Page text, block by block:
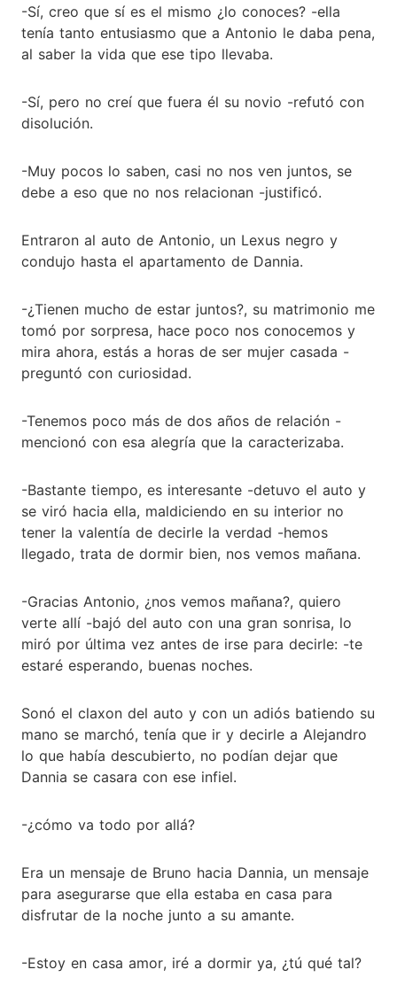
-Sí, creo que sí es el mismo ¿lo conoces? -ella
tenía tanto entusiasmo que a Antonio le daba pena,
al saber la vida que ese tipo llevaba.
-Sí, pero no creí que fuera él su novio -refutó con
disolución.
-Muy pocos lo saben, casi no nos ven juntos, se
debe a eso que no nos relacionan -justificó.
Entraron al auto de Antonio, un Lexus negro y
condujo hasta el apartamento de Dannia.
-¿Tienen mucho de estar juntos?, su matrimonio me
tomó por sorpresa, hace poco nos conocemos y
mira ahora, estás a horas de ser mujer casada -
preguntó con curiosidad.
-Tenemos poco más de dos años de relación -
mencionó con esa alegría que la caracterizaba.
-Bastante tiempo, es interesante -detuvo el auto y
se viró hacia ella, maldiciendo en su interior no
tener la valentía de decirle la verdad -hemos
llegado, trata de dormir bien, nos vemos mañana.
-Gracias Antonio, ¿nos vemos mañana?, quiero
verte allí -bajó del auto con una gran sonrisa, lo
miró por última vez antes de irse para decirle: -te
estaré esperando, buenas noches.
Sonó el claxon del auto y con un adiós batiendo su
mano se marchó, tenía que ir y decirle a Alejandro
lo que había descubierto, no podían dejar que
Dannia se casara con ese infiel.
-¿cómo va todo por allá?
Era un mensaje de Bruno hacia Dannia, un mensaje
para asegurarse que ella estaba en casa para
disfrutar de la noche junto a su amante.
-Estoy en casa amor, iré a dormir ya, ¿tú qué tal?